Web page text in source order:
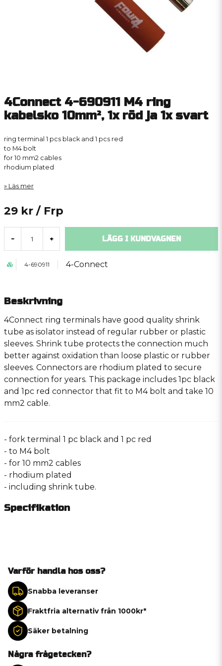
4Connect 4-690911 M4 ring
kabelsko 10mm², 1x röd ja 1x svart
ring terminal 1 pcs black and 1 pcs red
to M4 bolt
for 10 mm2 cables
rhodium plated
Läs mer
29 kr / Frp
- + LÄGG I KUNDVAGNEN
4-690911 4-Connect
Beskrivning
4Connect ring terminals have good quality shrink
tube as isolator instead of regular rubber or plastic
sleeves. Shrink tube protects the connection much
better against oxidation than loose plastic or rubber
sleeves. Connectors are rhodium plated to secure
connection for years. This package includes 1pc black
and 1pc red connector that fit to M4 bolt and take 10
mm2 cable.
- fork terminal 1 pc black and 1 pc red
- to M4 bolt
- for 10 mm2 cables
- rhodium plated
- including shrink tube.
Specifikation
Varför handla hos oss?
Snabba leveranser
Fraktfria alternativ från 1000kr*
Säker betalning
Några frågetecken?